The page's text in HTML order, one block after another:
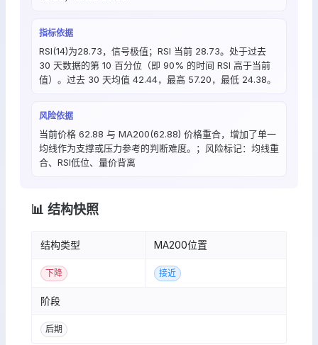
指标依据
RSI(14)为28.73，信号极值；RSI 当前 28.73。处于过去
30 天数据的第 10 百分位（即 90% 的时间 RSI 高于当前
值）。过去 30 天均值 42.44，最高 57.20，最低 24.38。
风险依据
当前价格 62.88 与 MA200(62.88) 价格重合，增加了单一
均线作为支撑或压力参考的判断难度。；风险标记：均线重
合、RSI低位、量价背离
📊 结构快照
结构类型 MA200位置
下降 接近
阶段
后期